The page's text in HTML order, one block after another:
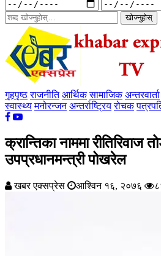
खोज्नुहोस्
गृहपृष्ठ राजनीति आर्थिक सामाजिक अन्तरवार्ता
स्वास्थ्य मनोरन्जन अन्तर्राष्ट्रिय रोचक
क्रान्तिका नाममा रीतिरिवाज
उपप्रधानमन्त्री पोखरेल
खबर एक्सप्रेस आश्विन १६, २०७६